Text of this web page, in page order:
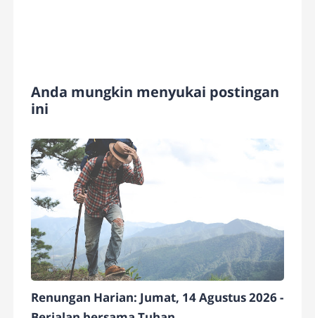
Anda mungkin menyukai postingan
ini
Renungan Harian: Jumat, 14 Agustus 2026 -